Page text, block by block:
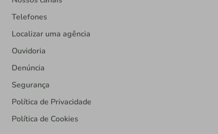
Telefones
Localizar uma agência
Ouvidoria
Denúncia
Segurança
Política de Privacidade
Política de Cookies